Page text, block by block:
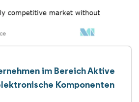
im Bereich Aktive
Komponenten